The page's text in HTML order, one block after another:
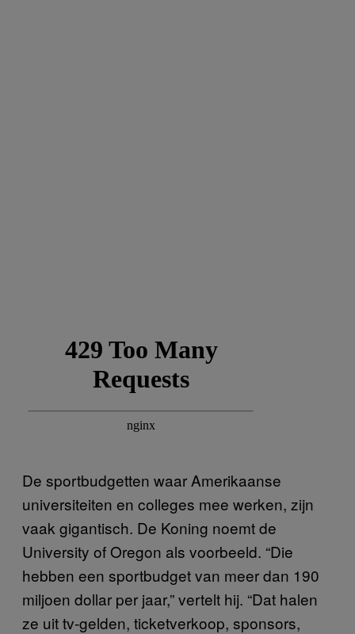
De sportbudgetten waar Amerikaanse
universiteiten en colleges mee werken, zijn
vaak gigantisch. De Koning noemt de
University of Oregon als voorbeeld. “Die
hebben een sportbudget van meer dan 190
miljoen dollar per jaar,” vertelt hij. “Dat halen
ze uit tv-gelden, ticketverkoop, sponsors,